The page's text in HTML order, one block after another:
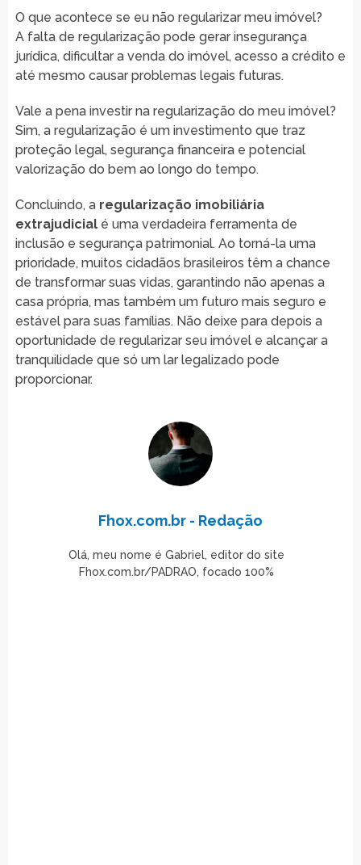
O que acontece se eu não regularizar meu imóvel?
A falta de regularização pode gerar insegurança
jurídica, dificultar a venda do imóvel, acesso a crédito e
até mesmo causar problemas legais futuras.
Vale a pena investir na regularização do meu imóvel?
Sim, a regularização é um investimento que traz
proteção legal, segurança financeira e potencial
valorização do bem ao longo do tempo.
Concluindo, a regularização imobiliária
extrajudicialé uma verdadeira ferramenta de
inclusão e segurança patrimonial. Ao torná-la uma
prioridade, muitos cidadãos brasileiros têm a chance
de transformar suas vidas, garantindo não apenas a
casa própria, mas também um futuro mais seguro e
estável para suas famílias. Não deixe para depois a
oportunidade de regularizar seu imóvel e alcançar a
tranquilidade que só um lar legalizado pode
proporcionar.
Fhox.com.br - Redação
Olá, meu nome é Gabriel, editor do site
Fhox.com.br/PADRAO, focado 100%